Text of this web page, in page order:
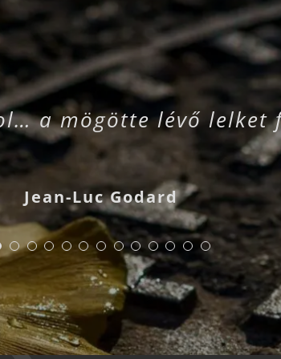
a mögötte lévő lelket
Jean-Luc Godard